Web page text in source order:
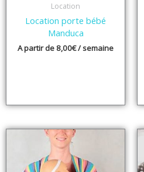
Location
Location porte bébé
Manduca
A partir de 8,00€/ semaine